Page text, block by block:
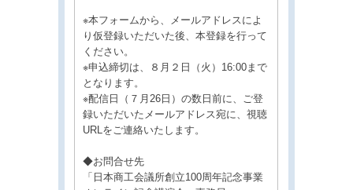
※本フォームから、メールアドレスによ
り仮登録いただいた後、本登録を行って
ください。
※申込締切は、８月２日（火）16:00まで
となります。
※配信日（７月26日）の数日前に、ご登
録いただいたメールアドレス宛に、視聴
URLをご連絡いたします。
◆お問合せ先
「日本商工会議所創立100周年記念事業